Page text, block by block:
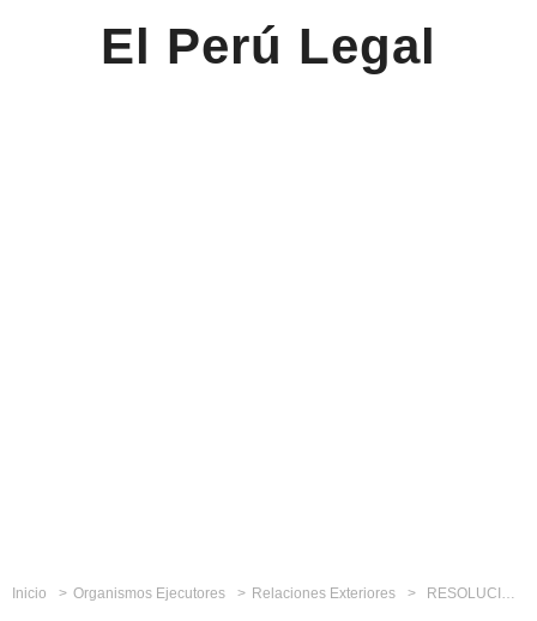
El Perú Legal
Inicio Organismos Ejecutores Relaciones Exteriores RESOLUCIÓN SUPREMA N° 201-2013-RE Delegan facultades para suscribir el Acuerdo de Cooperación en